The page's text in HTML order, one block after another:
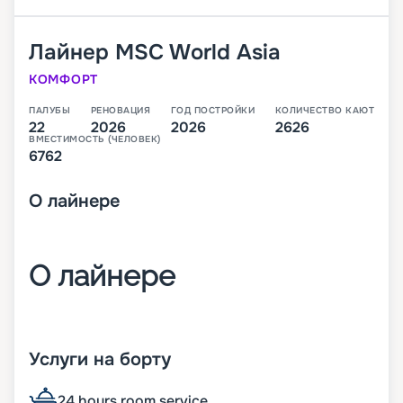
Лайнер MSC World Asia
КОМФОРТ
ПАЛУБЫ
22
РЕНОВАЦИЯ
2026
ГОД ПОСТРОЙКИ
2026
КОЛИЧЕСТВО КАЮТ
2626
ВМЕСТИМОСТЬ (ЧЕЛОВЕК)
6762
О лайнере
О лайнере
который будет спущен на воду в 2026 году. В
своем первом сезоне он будет выполнять круизы
по Средиземноморью.
Услуги на борту